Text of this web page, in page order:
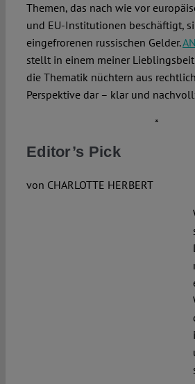
Themen, das nach wie vor
und EU-Institutionen beschäftigt,
eingefrorenen russischen Gelder.
stellt in einem meiner
die Thematik nüchtern aus
Perspektive dar – klar und
*
Editor’s Pick
von CHARLOTTE HERBERT